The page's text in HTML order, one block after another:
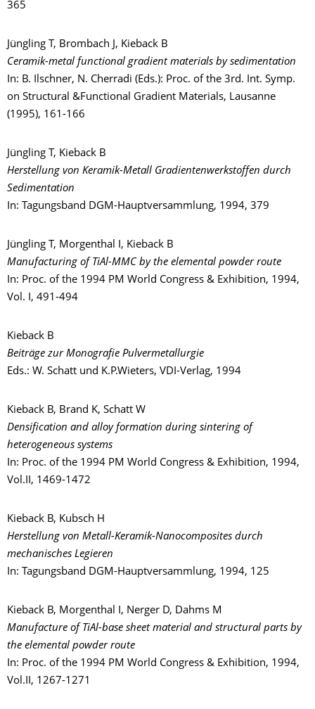
365
Jüngling T, Brombach J, Kieback B
Ceramik-metal functional gradient materials by sedimentation
In: B. Ilschner, N. Cherradi (Eds.): Proc. of the 3rd. Int. Symp.
on Structural &Functional Gradient Materials, Lausanne
(1995), 161-166
Jüngling T, Kieback B
Herstellung von Keramik-Metall Gradientenwerkstoffen durch
Sedimentation
In: Tagungsband DGM-Hauptversammlung, 1994, 379
Jüngling T, Morgenthal I, Kieback B
Manufacturing of TiAl-MMC by the elemental powder route
In: Proc. of the 1994 PM World Congress & Exhibition, 1994,
Vol. I, 491-494
Kieback B
Beiträge zur Monografie Pulvermetallurgie
Eds.: W. Schatt und K.P.Wieters, VDI-Verlag, 1994
Kieback B, Brand K, Schatt W
Densification and alloy formation during sintering of
heterogeneous systems
In: Proc. of the 1994 PM World Congress & Exhibition, 1994,
Vol.II, 1469-1472
Kieback B, Kubsch H
Herstellung von Metall-Keramik-Nanocomposites durch
mechanisches Legieren
In: Tagungsband DGM-Hauptversammlung, 1994, 125
Kieback B, Morgenthal I, Nerger D, Dahms M
Manufacture of TiAl-base sheet material and structural parts by
the elemental powder route
In: Proc. of the 1994 PM World Congress & Exhibition, 1994,
Vol.II, 1267-1271